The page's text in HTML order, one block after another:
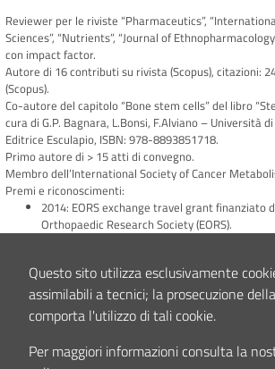
Reviewer per le riviste “Pharmaceutics”,
Sciences”, “Nutrients”, “Journal of
con impact factor.
Autore di 16 contributi su rivista (Scopus), citazioni:
(Scopus).
Co-autore del capitolo “Bone stem cells” del libro
cura di G.P. Bagnara, L.Bonsi, F.Alviano – Università
Editrice Esculapio, ISBN: 978-8893851718.
Primo autore di > 15 atti di convegno.
Membro dell’International Society of Cancer
Premi e riconoscimenti:
2014: EORS exchange travel grant finanziato
Orthopaedic Research Society (EORS).
Interessi clinici e/o scientifici
Biologia e fisiologia del tessuto osseo.
Oncologia ortopedica: studio del
identificare nuovi bersagli farmacologici;
cellulari e molecolari alla base della
Questo sito utilizza esclusivamente
assimilabili a tecnici; la prosecuzione
comporta l'utilizzo di tali cookie.
Per maggiori informazioni consulta la